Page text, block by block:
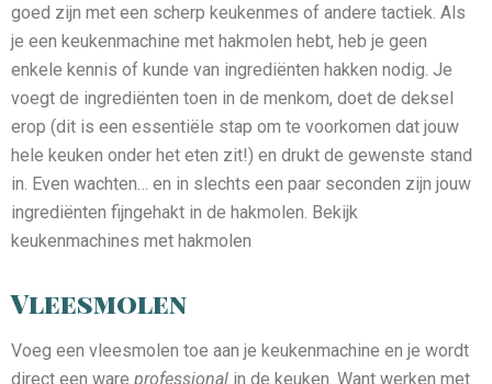
goed zijn met een scherp keukenmes of andere tactiek. Als
je een keukenmachine met hakmolen hebt, heb je geen
enkele kennis of kunde van ingrediënten hakken nodig. Je
voegt de ingrediënten toen in de menkom, doet de deksel
erop (dit is een essentiële stap om te voorkomen dat jouw
hele keuken onder het eten zit!) en drukt de gewenste stand
in. Even wachten… en in slechts een paar seconden zijn jouw
ingrediënten fijngehakt in de hakmolen. Bekijk
keukenmachines met hakmolen
Vleesmolen
Voeg een vleesmolen toe aan je keukenmachine en je wordt
direct een ware professional in de keuken. Want werken met